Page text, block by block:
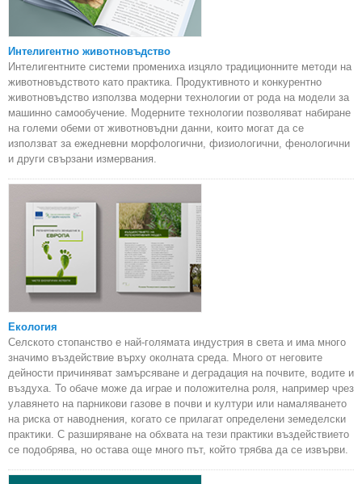
Интелигентно животновъдство
Интелигентните системи промениха изцяло традиционните методи на
животновъдството като практика. Продуктивното и конкурентно
животновъдство използва модерни технологии от рода на модели за
машинно самообучение. Модерните технологии позволяват набиране
на големи обеми от животновъдни данни, които могат да се
използват за ежедневни морфологични, физиологични, фенологични
и други свързани измервания.
Екология
Селското стопанство е най-голямата индустрия в света и има много
значимо въздействие върху околната среда. Много от неговите
дейности причиняват замърсяване и деградация на почвите, водите и
въздуха. То обаче може да играе и положителна роля, например чрез
улавянето на парникови газове в почви и култури или намаляването
на риска от наводнения, когато се прилагат определени земеделски
практики. С разширяване на обхвата на тези практики въздействието
се подобрява, но остава още много път, който трябва да се извърви.